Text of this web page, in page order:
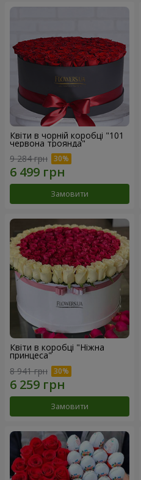
Квіти в чорній коробці "101
червона троянда"
9 284 грн
Замовити
Квіти в коробці "Ніжна
принцеса"
8 941 грн
Замовити